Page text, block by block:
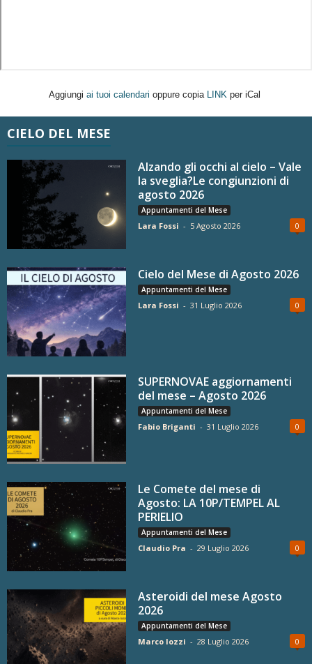
Aggiungi ai tuoi calendari oppure copia LINK per iCal
CIELO DEL MESE
Alzando gli occhi al cielo – Vale
la sveglia?Le congiunzioni di
agosto 2026
Appuntamenti del Mese
Lara Fossi - 5 Agosto 2026 0
Cielo del Mese di Agosto 2026
Appuntamenti del Mese
Lara Fossi - 31 Luglio 2026 0
SUPERNOVAE aggiornamenti
del mese – Agosto 2026
Appuntamenti del Mese
Fabio Briganti - 31 Luglio 2026 0
Le Comete del mese di
Agosto: LA 10P/TEMPEL AL
PERIELIO
Appuntamenti del Mese
Claudio Pra - 29 Luglio 2026 0
Asteroidi del mese Agosto
2026
Appuntamenti del Mese
Marco Iozzi - 28 Luglio 2026 0